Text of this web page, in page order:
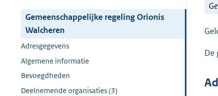
Gemeenschappelijke regeling Orionis
Walcheren
Adresgegevens
Algemene informatie
Bevoegdheden
Deelnemende organisaties (3)
De